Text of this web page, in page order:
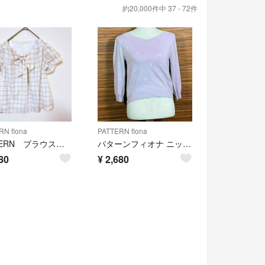
約20,000件中 37 - 72件
fiona
PATTERN ブラウス レディースM オフホワイト シアー生地 リボン フリル
PATTERN fiona
パターンフィオナ ニット Mサイズ 薄紫 パープル 花柄 長袖
¥2,680